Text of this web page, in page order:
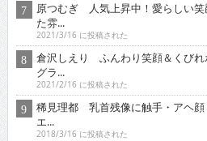
原つむぎ 人気上昇中！愛らしい笑
た雰...
2021/3/16 に投稿された
倉沢しえり ふんわり笑顔＆くびれ
グラ...
2021/2/16 に投稿された
稀見理都 乳首残像に触手・アヘ
エ...
2018/3/16 に投稿された